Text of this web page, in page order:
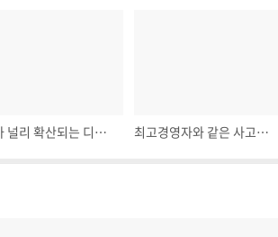
정보가 널리 확산되는 디지털 경영 최고경영자와 같은 사고를 할 수 있는 주인 경영